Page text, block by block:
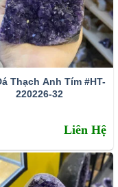
tím như trắng phớt
violet, màu xanh biển
Thạch Anh Tím #HT-
220226-32
Liên Hệ